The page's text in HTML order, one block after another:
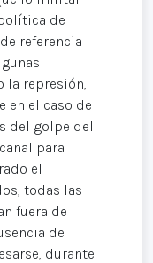
de
referencia
la represión,
en el caso de
del golpe del
para
el
todas las
fuera de
de
durante